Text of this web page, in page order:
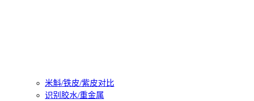
米斛/铁皮/紫皮对比
识别胶水/重金属